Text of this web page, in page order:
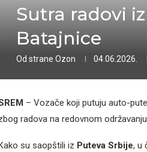
Sutra radovi
Batajnice
Od strane Ozon 04.06.2026.
– Vozače koji putuju auto-
radova na redovnom
su saopštili iz Puteva Srbije, u